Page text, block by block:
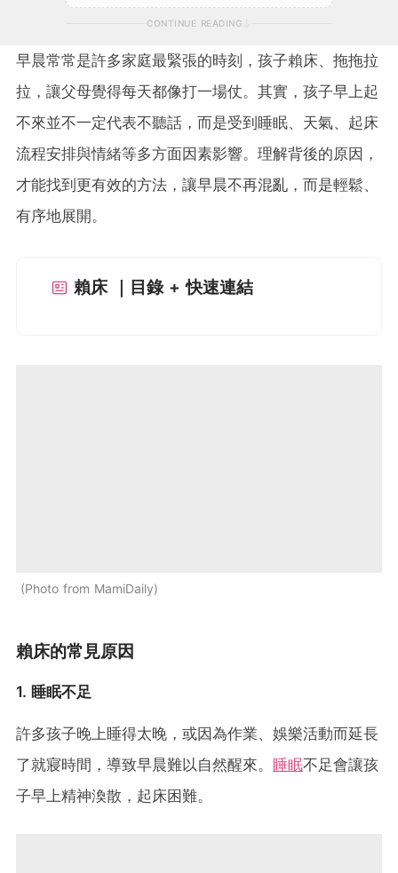
CONTINUE READING
早晨常常是許多家庭最緊張的時刻，孩子賴床、拖拖拉
拉，讓父母覺得每天都像打一場仗。其實，孩子早上起
不來並不一定代表不聽話，而是受到睡眠、天氣、起床
流程安排與情緒等多方面因素影響。理解背後的原因，
才能找到更有效的方法，讓早晨不再混亂，而是輕鬆、
有序地展開。
賴床 ｜目錄 + 快速連結
Photo from MamiDaily
賴床的常見原因
1. 睡眠不足
許多孩子晚上睡得太晚，或因為作業、娛樂活動而延長
了就寢時間，導致早晨難以自然醒來。 睡眠不足會讓孩
子早上精神渙散，起床困難。